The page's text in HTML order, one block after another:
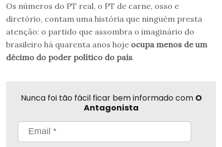
Os números do PT real, o PT de carne, osso e
diretório, contam uma história que ninguém presta
atenção: o partido que assombra o imaginário do
brasileiro há quarenta anos hoje ocupa menos de um
décimo do poder político do país.
Nunca foi tão fácil ficar bem informado com O
Antagonista